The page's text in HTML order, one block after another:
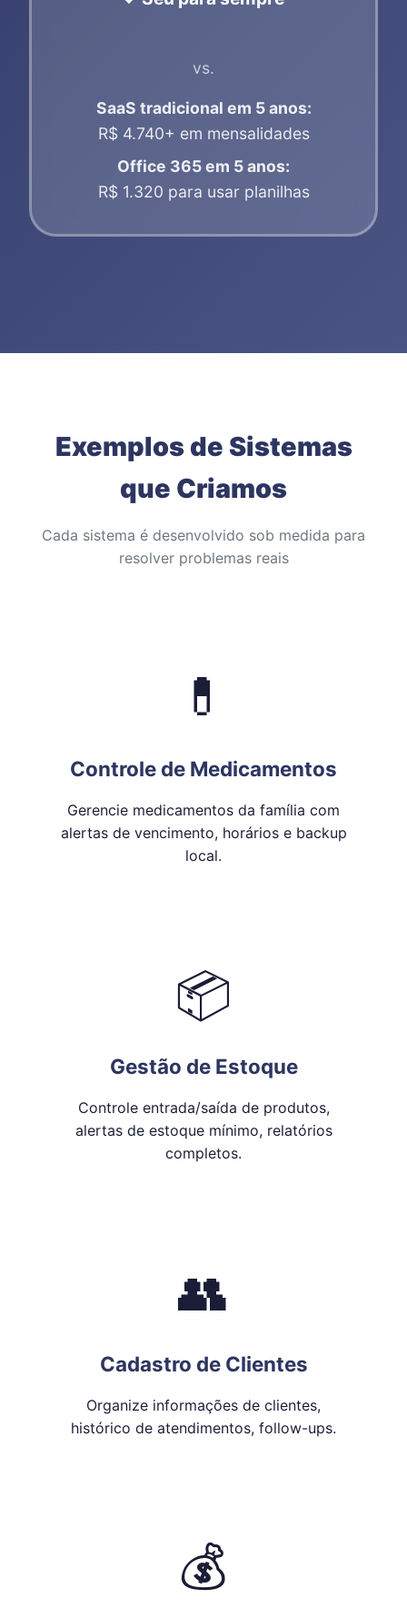
vs.
SaaS tradicional em 5 anos:
R$ 4.740+ em mensalidades
Office 365 em 5 anos:
R$ 1.320 para usar planilhas
Exemplos de Sistemas
que Criamos
Cada sistema é desenvolvido sob medida para
resolver problemas reais
💊
Controle de Medicamentos
Gerencie medicamentos da família com
alertas de vencimento, horários e backup
local.
📦
Gestão de Estoque
Controle entrada/saída de produtos,
alertas de estoque mínimo, relatórios
completos.
👥
Cadastro de Clientes
Organize informações de clientes,
histórico de atendimentos, follow-ups.
💰